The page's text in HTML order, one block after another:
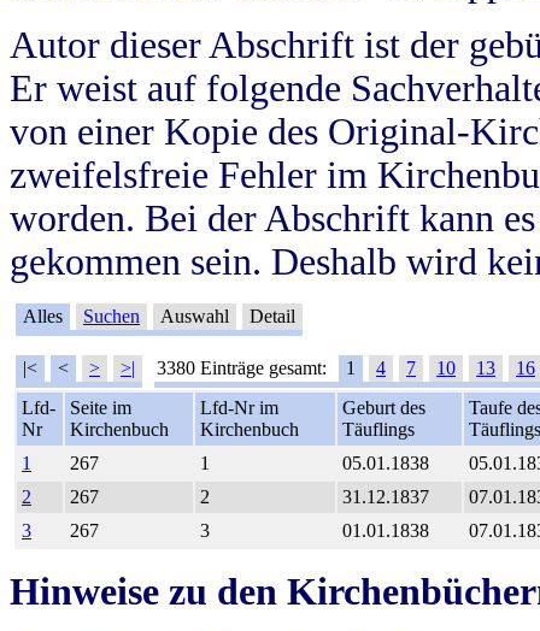
Autor dieser Abschrift ist der
Er weist auf folgende
von einer Kopie des Original-
zweifelsfreie Fehler im
worden. Bei der Abschrift kann
gekommen sein. Deshalb wird
Alles Suchen Auswahl Detail
|< < > >| 3380 Einträge gesamt: 1 4 7 10 13
16
Lfd-
Nr
Seite im
Kirchenbuch
Lfd-Nr im
Kirchenbuch
Geburt des
Täuflings
Taufe
Täuflings
1
267 1 05.01.1838
2
267 2 31.12.1837
3
267 3 01.01.1838
Hinweise zu den